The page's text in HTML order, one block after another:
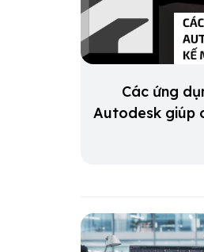
Các ứng
Autodesk giúp